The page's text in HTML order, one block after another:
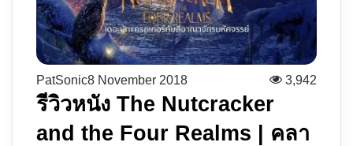
PatSonic8 November 2018 3,942
รีวิวหนัง The Nutcracker
and the Four Realms | คลา